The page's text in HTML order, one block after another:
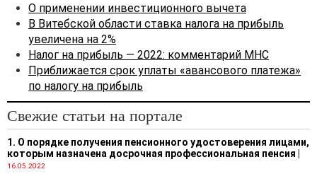
О применении инвестиционного вычета
В Витебской области ставка налога на прибыль
увеличена на 2%
Налог на прибыль — 2022: комментарий МНС
Приближается срок уплаты «авансового платежа»
по налогу на прибыль
Свежие статьи на портале
1. О порядке получения пенсионного удостоверения лицами,
которым назначена досрочная профессиональная пенсия
16.05.2022